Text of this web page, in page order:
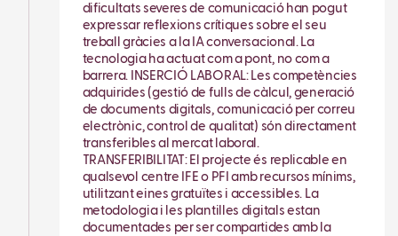
dificultats severes de comunicació han pogut
expressar reflexions crítiques sobre el seu
treball gràcies a la IA conversacional. La
tecnologia ha actuat com a pont, no com a
barrera. INSERCIÓ LABORAL: Les competències
adquirides (gestió de fulls de càlcul, generació
de documents digitals, comunicació per correu
electrònic, control de qualitat) són directament
transferibles al mercat laboral.
TRANSFERIBILITAT: El projecte és replicable en
qualsevol centre IFE o PFI amb recursos mínims,
utilitzant eines gratuïtes i accessibles. La
metodologia i les plantilles digitals estan
documentades per ser compartides amb la